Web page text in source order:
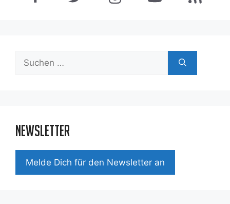
Suchen
Newsletter
Mel­de Dich für den News­let­ter an